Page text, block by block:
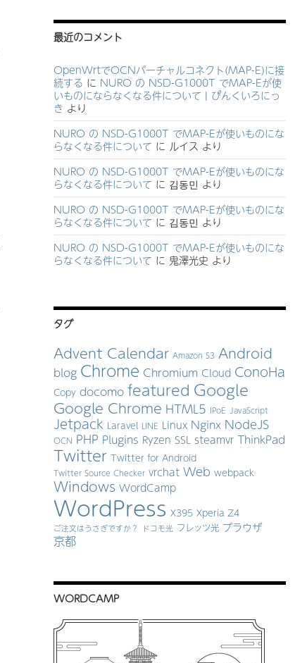
最近のコメント
OpenWrtでOCNバーチャルコネクト(MAP-E)に接
続する に NURO の NSD-G1000T でMAP-Eが使
いものにならなくなる件について | ぴんくいろにっ
き より
NURO の NSD-G1000T でMAP-Eが使いものにな
らなくなる件について に ルイス より
NURO の NSD-G1000T でMAP-Eが使いものにな
らなくなる件について に 김동민 より
NURO の NSD-G1000T でMAP-Eが使いものにな
らなくなる件について に 김동민 より
NURO の NSD-G1000T でMAP-Eが使いものにな
らなくなる件について に 鬼澤光史 より
タグ
Advent Calendar Amazon S3 Android
blog Chrome Chromium Cloud ConoHa
Copy docomo featured Google
Google Chrome HTML5 IPoE JavaScript
Jetpack Laravel LINE Linux Nginx NodeJS
OCN PHP Plugins Ryzen SSL steamvr ThinkPad
Twitter Twitter for Android
Twitter Source Checker vrchat Web webpack
Windows WordCamp
WordPress X395 Xperia Z4
ご注文はうさぎですか？ ドコモ光 フレッツ光 ブラウザ
京都
WORDCAMP